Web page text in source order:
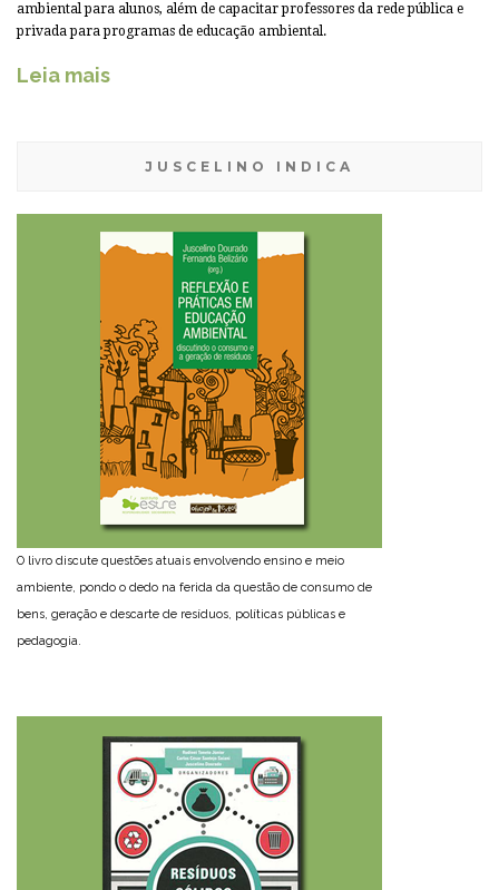
ambiental para alunos, além de capacitar professores da rede pública e
privada para programas de educação ambiental.
Leia mais
JUSCELINO INDICA
O livro discute questões atuais envolvendo ensino e meio
ambiente, pondo o dedo na ferida da questão de consumo de
bens, geração e descarte de resíduos, políticas públicas e
pedagogia.